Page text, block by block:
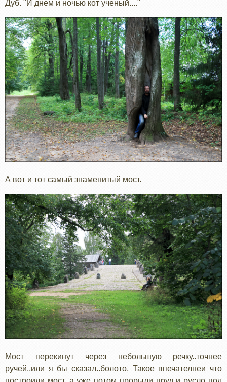
Дуб. "И днем и ночью кот ученый...."
А вот и тот самый знаменитый мост.
Мост перекинут через небольшую речку..точнее
ручей..или я бы сказал..болото. Такое впечателнеи что